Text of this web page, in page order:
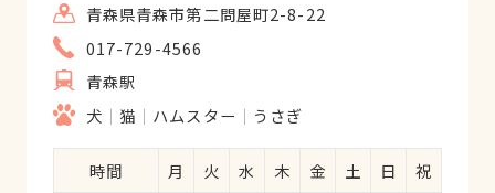
青森県青森市第二問屋町2-8-22
017-729-4566
青森駅
犬
猫 ハムスター うさぎ
時間 月 火 水 木 金 土 日
祝